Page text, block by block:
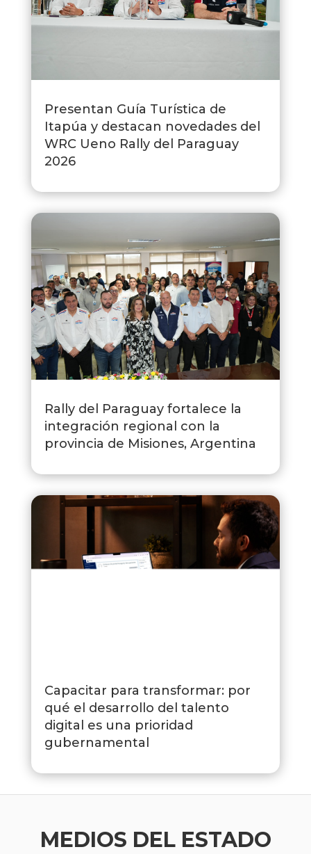
Presentan Guía Turística de
Itapúa y destacan novedades del
WRC Ueno Rally del Paraguay
2026
Rally del Paraguay fortalece la
integración regional con la
provincia de Misiones, Argentina
Capacitar para transformar: por
qué el desarrollo del talento
digital es una prioridad
gubernamental
MEDIOS DEL ESTADO